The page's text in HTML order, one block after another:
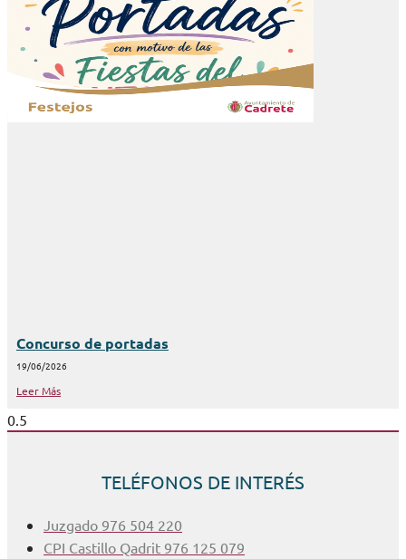
Concurso de portadas
19/06/2026
Leer Más
TELÉFONOS DE INTERÉS
Juzgado 976 504 220
CPI Castillo Qadrit 976 125 079